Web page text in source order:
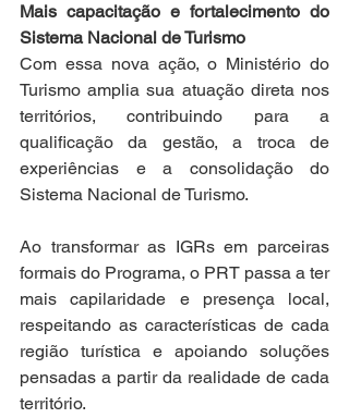
Mais capacitação e fortalecimento do
Sistema Nacional de Turismo
Com essa nova ação, o Ministério do
Turismo amplia sua atuação direta nos
territórios, contribuindo para a
qualificação da gestão, a troca de
experiências e a consolidação do
Sistema Nacional de Turismo.
Ao transformar as IGRs em parceiras
formais do Programa, o PRT passa a ter
mais capilaridade e presença local,
respeitando as características de cada
região turística e apoiando soluções
pensadas a partir da realidade de cada
território.